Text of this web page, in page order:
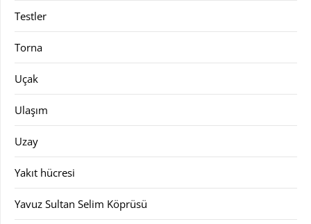
Testler
Torna
Uçak
Ulaşım
Uzay
Yakıt hücresi
Yavuz Sultan Selim Köprüsü